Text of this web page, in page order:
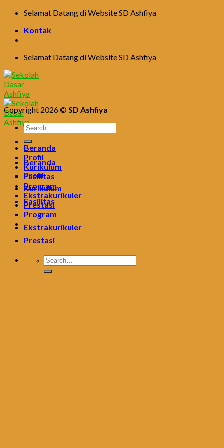
Skip
content
Selamat Datang di Website SD Ashfiya
Kontak
Selamat Datang di Website SD Ashfiya
Beranda
Profil
Kurikulum
Fasilitas
Program
Ekstrakurikuler
Prestasi
Copyright 2026 © SD Ashfiya
Beranda
Profil
Kurikulum
Fasilitas
Program
Ekstrakurikuler
Prestasi